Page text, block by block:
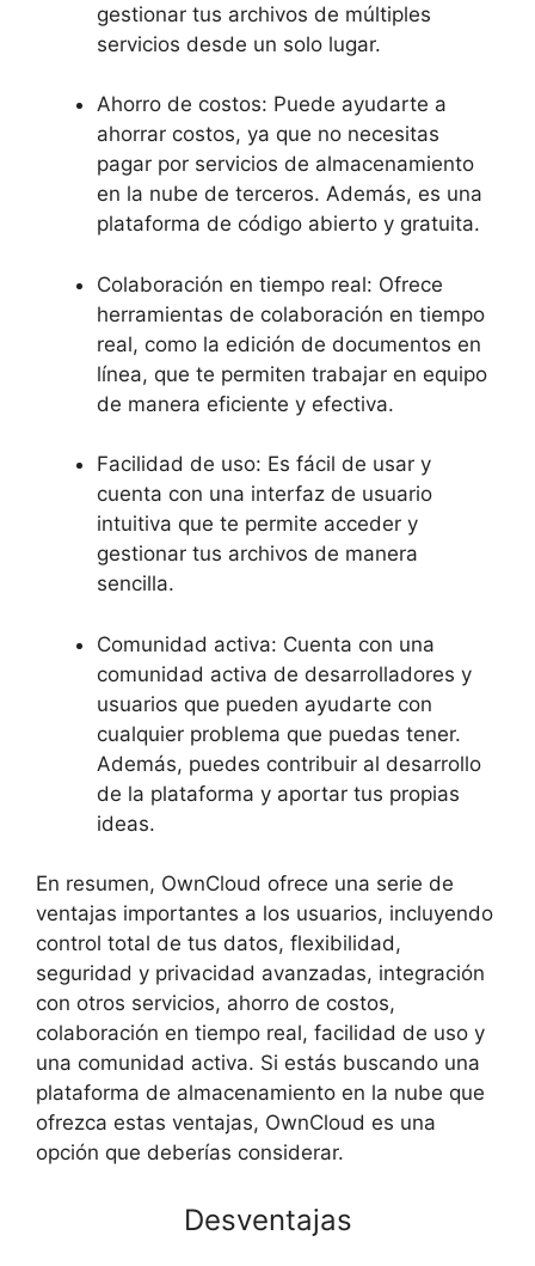
gestionar tus archivos de múltiples
servicios desde un solo lugar.
Ahorro de costos: Puede ayudarte a
ahorrar costos, ya que no necesitas
pagar por servicios de almacenamiento
en la nube de terceros. Además, es una
plataforma de código abierto y gratuita.
Colaboración en tiempo real: Ofrece
herramientas de colaboración en tiempo
real, como la edición de documentos en
línea, que te permiten trabajar en equipo
de manera eficiente y efectiva.
Facilidad de uso: Es fácil de usar y
cuenta con una interfaz de usuario
intuitiva que te permite acceder y
gestionar tus archivos de manera
sencilla.
Comunidad activa: Cuenta con una
comunidad activa de desarrolladores y
usuarios que pueden ayudarte con
cualquier problema que puedas tener.
Además, puedes contribuir al desarrollo
de la plataforma y aportar tus propias
ideas.
En resumen, OwnCloud ofrece una serie de
ventajas importantes a los usuarios, incluyendo
control total de tus datos, flexibilidad,
seguridad y privacidad avanzadas, integración
con otros servicios, ahorro de costos,
colaboración en tiempo real, facilidad de uso y
una comunidad activa. Si estás buscando una
plataforma de almacenamiento en la nube que
ofrezca estas ventajas, OwnCloud es una
opción que deberías considerar.
Desventajas